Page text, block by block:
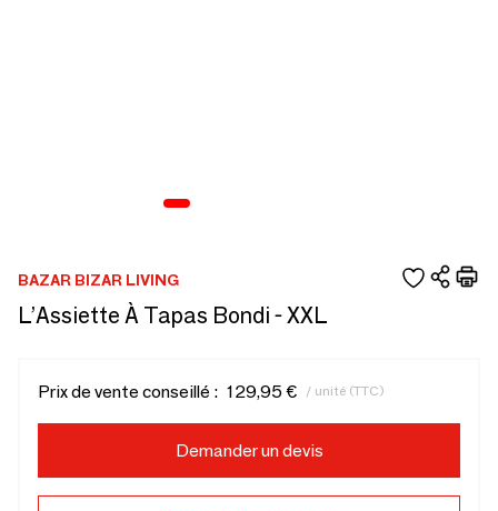
BAZAR BIZAR LIVING
L’Assiette À Tapas Bondi - XXL
Prix de vente conseillé : 129,95 € / unité (TTC)
Demander un devis